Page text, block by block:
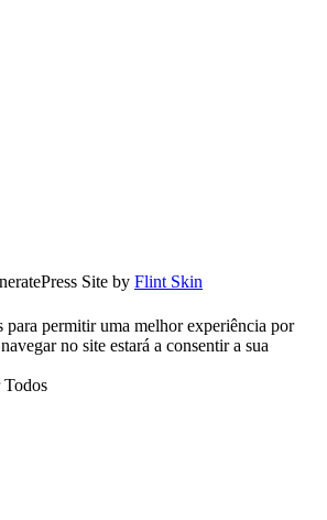
Site by Flint Skin
para permitir uma melhor experiência por
no site estará a consentir a sua